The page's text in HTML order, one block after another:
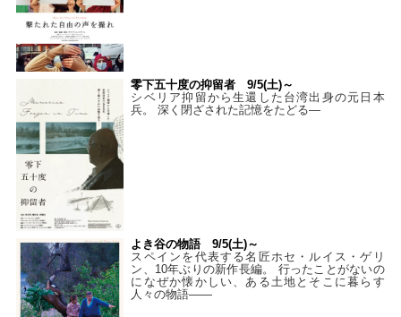
零下五十度の抑留者 9/5(土)～
シベリア抑留から生還した台湾出身の元日本
兵。 深く閉ざされた記憶をたどる—
よき谷の物語 9/5(土)～
スペインを代表する名匠ホセ・ルイス・ゲリ
ン、10年ぶりの新作長編。 行ったことがないの
になぜか懐かしい、ある土地とそこに暮らす
人々の物語――